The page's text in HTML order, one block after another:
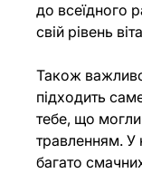
до всеїдного
свій рівень
Також
підходить
тебе, що
травленням.
багато